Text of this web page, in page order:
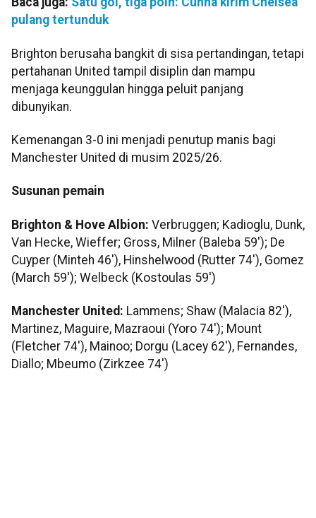
pulang tertunduk
Brighton berusaha bangkit di sisa pertandingan, tetapi
pertahanan United tampil disiplin dan mampu
menjaga keunggulan hingga peluit panjang
dibunyikan.
Kemenangan 3-0 ini menjadi penutup manis bagi
Manchester United di musim 2025/26.
Susunan pemain
Brighton & Hove Albion: Verbruggen; Kadioglu, Dunk,
Van Hecke, Wieffer; Gross, Milner (Baleba 59'); De
Cuyper (Minteh 46'), Hinshelwood (Rutter 74'), Gomez
(March 59'); Welbeck (Kostoulas 59')
Manchester United: Lammens; Shaw (Malacia 82'),
Martinez, Maguire, Mazraoui (Yoro 74'); Mount
(Fletcher 74'), Mainoo; Dorgu (Lacey 62'), Fernandes,
Diallo; Mbeumo (Zirkzee 74')